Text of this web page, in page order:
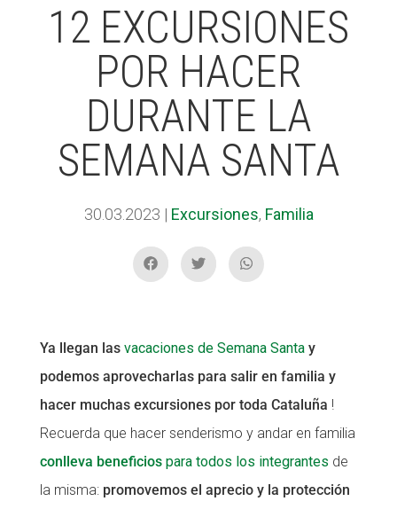
12 EXCURSIONES
POR HACER
DURANTE LA
SEMANA SANTA
30.03.2023 | Excursiones, Familia
Ya llegan las vacaciones de Semana Santay
podemos aprovecharlas para salir en familia y
hacer muchas excursiones por toda Cataluña !
Recuerda que hacer senderismo y andar en familia
conlleva beneficiospara todos los integrantes de
la misma: promovemos el aprecio y la protección
ACCIÓ SOCIAL I JOVES
ESPLAIS
SUPORT TERCER SECTOR
CONEIX FUNDESPLAI
La Fundació
ACCIÓ SOCIAL I JOVES
ESPLAIS
SUPORT TERCER SECTOR
CONEIX FUNDESPLAI
La Fundació